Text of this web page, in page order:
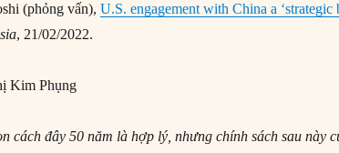
(phỏng vấn),U.S. engagement with China a ‘strategic
, 21/02/2022.
Kim Phụng
cách đây 50 năm là hợp lý, nhưng chính sách sau này